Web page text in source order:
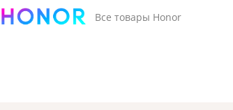
Все товары Honor